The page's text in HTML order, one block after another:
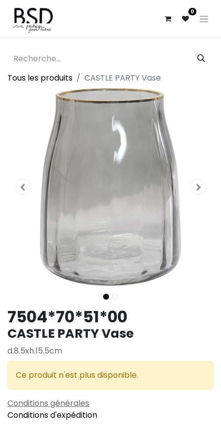
0
Tous les produits CASTLE PARTY Vase
7504*70*51*00
CASTLE PARTY Vase
d.8.5xh.15.5cm
Ce produit n'est plus disponible.
Conditions générales
Conditions d'expédition